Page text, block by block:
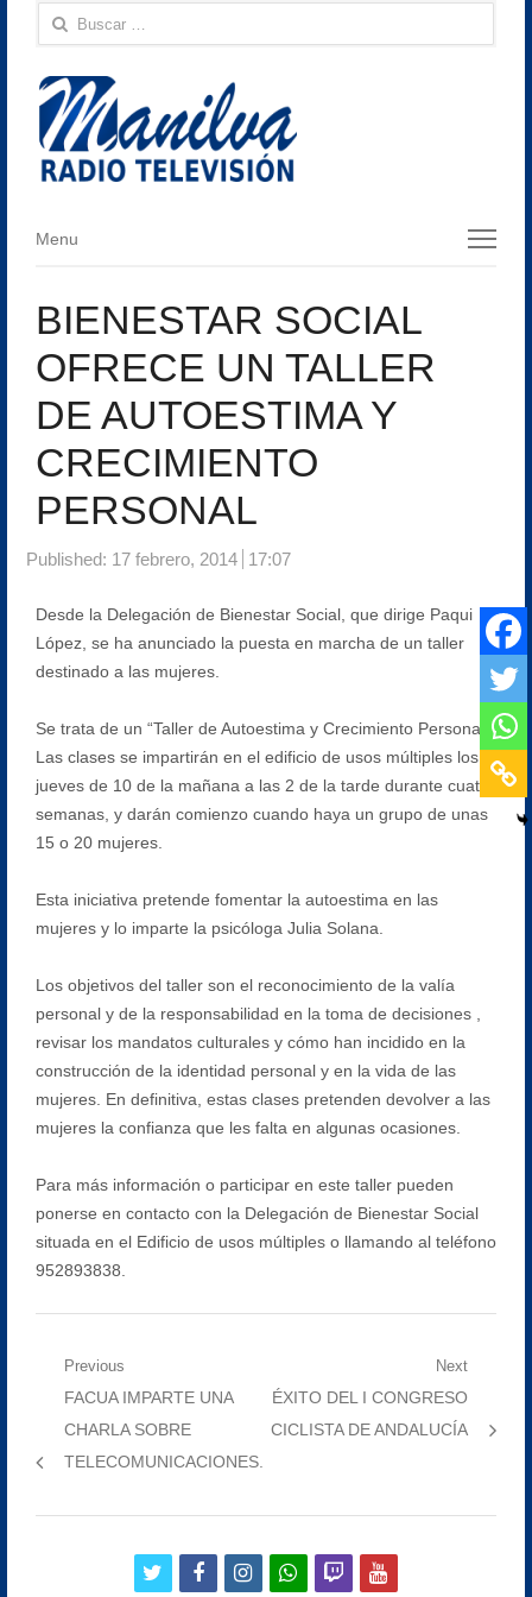
Buscar:
Menu
Menu
BIENESTAR SOCIAL
OFRECE UN TALLER
DE AUTOESTIMA Y
CRECIMIENTO
PERSONAL
Published: 17 febrero, 2014 17:07
Desde la Delegación de Bienestar Social, que dirige Paqui
López, se ha anunciado la puesta en marcha de un taller
destinado a las mujeres.
Se trata de un “Taller de Autoestima y Crecimiento Personal”.
Las clases se impartirán en el edificio de usos múltiples los
jueves de 10 de la mañana a las 2 de la tarde durante cuatro
semanas, y darán comienzo cuando haya un grupo de unas
15 o 20 mujeres.
Esta iniciativa pretende fomentar la autoestima en las
mujeres y lo imparte la psicóloga Julia Solana.
Los objetivos del taller son el reconocimiento de la valía
personal y de la responsabilidad en la toma de decisiones ,
revisar los mandatos culturales y cómo han incidido en la
construcción de la identidad personal y en la vida de las
mujeres. En definitiva, estas clases pretenden devolver a las
mujeres la confianza que les falta en algunas ocasiones.
Para más información o participar en este taller pueden
ponerse en contacto con la Delegación de Bienestar Social
situada en el Edificio de usos múltiples o llamando al teléfono
952893838.
Navegación
entradas
Previous
Previous
post:
FACUA IMPARTE UNA
CHARLA SOBRE
TELECOMUNICACIONES.
Next
Next
post:
ÉXITO DEL I CONGRESO
CICLISTA DE ANDALUCÍA
twitterfacebookinstagramwhatsapp
twitchyoutube